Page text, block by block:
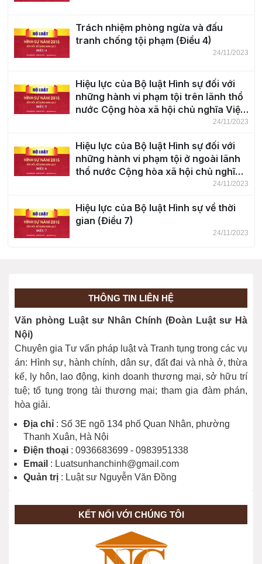
Trách nhiệm phòng ngừa và đấu
tranh chống tội phạm (Điều 4)
24/11/2023
Hiệu lực của Bộ luật Hình sự đối với
những hành vi phạm tội trên lãnh thổ
nước Cộng hòa xã hội chủ nghĩa Việt
24/11/2023
Hiệu lực của Bộ luật Hình sự đối với
những hành vi phạm tội ở ngoài lãnh
thổ nước Cộng hòa xã hội chủ nghĩa
24/11/2023
Hiệu lực của Bộ luật Hình sự về thời
gian (Điều 7)
24/11/2023
Phân loại tội phạm (Điều 9)
THÔNG TIN LIÊN HỆ
Văn phòng Luật sư Nhân Chính (Đoàn Luật sư Hà
Nội)
Chuyên gia Tư vấn pháp luật và Tranh tụng trong các vụ
án: Hình sự, hành chính, dân sự, đất đai và nhà ở, thừa
kế, ly hôn, lao động, kinh doanh thương mại, sở hữu trí
tuệ; tố tụng trọng tài thương mại; tham gia đàm phán,
hòa giải.
Địa chỉ : Số 3E ngõ 134 phố Quan Nhân, phường
Thanh Xuân, Hà Nội
Điện thoại : 0936683699 - 0983951338
Email : Luatsunhanchinh@gmail.com
Quản trị : Luật sư Nguyễn Văn Đồng
KẾT NỐI VỚI CHÚNG TÔI